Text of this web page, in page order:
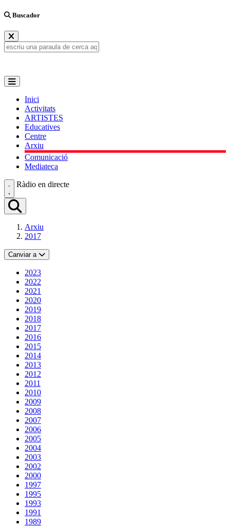
Buscador
Inici
Activitats
ARTISTES
Educatives
Centre
Arxiu
Comunicació
Mediateca
Ràdio en directe
Arxiu
2017
Canviar a
2023
2022
2021
2020
2019
2018
2017
2016
2015
2014
2013
2012
2011
2010
2009
2008
2007
2006
2005
2004
2003
2002
2000
1997
1995
1993
1991
1989